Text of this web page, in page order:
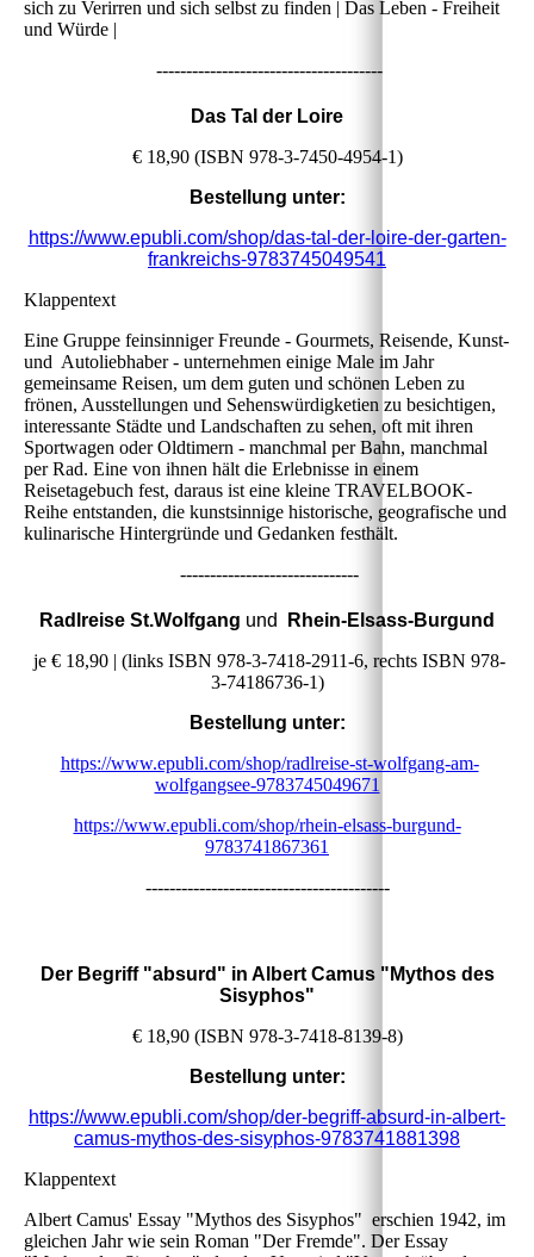
sich zu Verirren und sich selbst zu finden | Das Leben - Freiheit
und Würde |
--------------------------------------
Das Tal der Loire
€ 18,90 (ISBN 978-3-7450-4954-1)
Bestellung unter:
https://www.epubli.com/shop/das-tal-der-loire-der-garten-
frankreichs-9783745049541
Klappentext
Eine Gruppe feinsinniger Freunde - Gourmets, Reisende, Kunst-
und Autoliebhaber - unternehmen einige Male im Jahr
gemeinsame Reisen, um dem guten und schönen Leben zu
frönen, Ausstellungen und Sehenswürdigketien zu besichtigen,
interessante Städte und Landschaften zu sehen, oft mit ihren
Sportwagen oder Oldtimern - manchmal per Bahn, manchmal
per Rad. Eine von ihnen hält die Erlebnisse in einem
Reisetagebuch fest, daraus ist eine kleine TRAVELBOOK-
Reihe entstanden, die kunstsinnige historische, geografische und
kulinarische Hintergründe und Gedanken festhält.
------------------------------
Radlreise St.Wolfgang und
Rhein-Elsass-Burgund
je € 18,90 | (links ISBN 978-3-7418-2911-6, rechts ISBN 978-
3-74186736-1)
Bestellung unter:
https://www.epubli.com/shop/radlreise-st-wolfgang-am-
wolfgangsee-9783745049671
https://www.epubli.com/shop/rhein-elsass-burgund-
9783741867361
-----------------------------------------
Der Begriff "absurd" in Albert Camus "Mythos des
Sisyphos"
€ 18,90 (ISBN 978-3-7418-8139-8)
Bestellung unter:
https://www.epubli.com/shop/der-begriff-absurd-in-albert-
camus-mythos-des-sisyphos-9783741881398
Klappentext
Albert Camus' Essay "Mythos des Sisyphos" erschien 1942, im
gleichen Jahr wie sein Roman "Der Fremde". Der Essay